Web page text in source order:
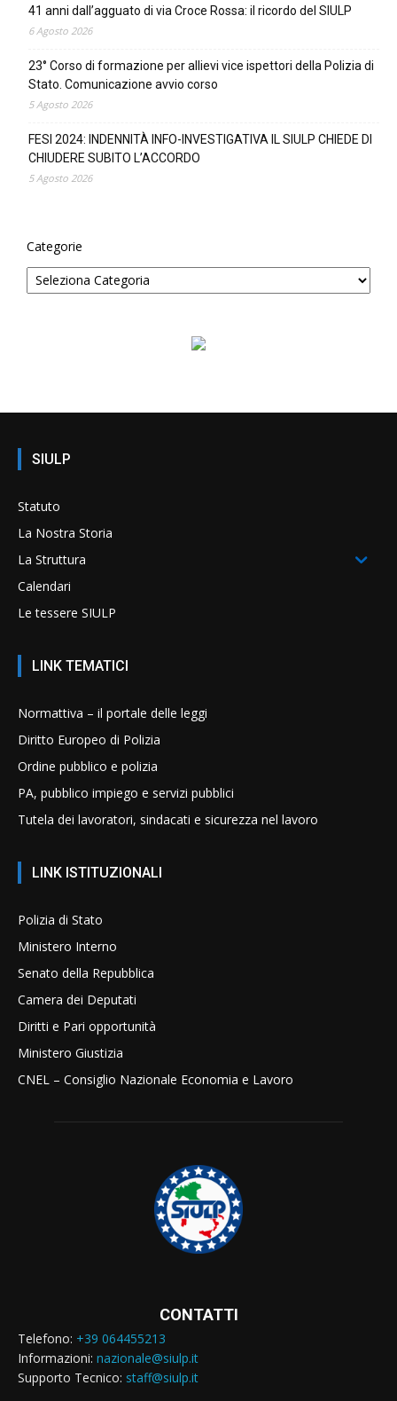
41 anni dall’agguato di via Croce Rossa: il ricordo del SIULP
6 Agosto 2026
23° Corso di formazione per allievi vice ispettori della Polizia di
Stato. Comunicazione avvio corso
5 Agosto 2026
FESI 2024: INDENNITÀ INFO-INVESTIGATIVA IL SIULP CHIEDE DI
CHIUDERE SUBITO L’ACCORDO
5 Agosto 2026
Categorie
SIULP
Statuto
La Nostra Storia
La Struttura
Calendari
Le tessere SIULP
LINK TEMATICI
Normattiva – il portale delle leggi
Diritto Europeo di Polizia
Ordine pubblico e polizia
PA, pubblico impiego e servizi pubblici
Tutela dei lavoratori, sindacati e sicurezza nel lavoro
LINK ISTITUZIONALI
Polizia di Stato
Ministero Interno
Senato della Repubblica
Camera dei Deputati
Diritti e Pari opportunità
Ministero Giustizia
CNEL – Consiglio Nazionale Economia e Lavoro
CONTATTI
Telefono: +39 064455213
Informazioni: nazionale@siulp.it
Supporto Tecnico: staff@siulp.it